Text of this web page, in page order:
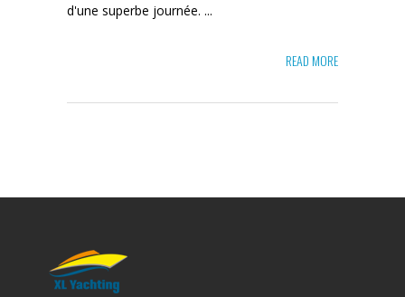
d'une superbe journée. ...
READ MORE